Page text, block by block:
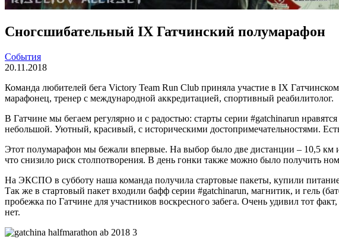
Сногсшибательный IX Гатчинский полумарафон
События
20.11.2018
Команда любителей бега Victory Team Run Club приняла участие в IX
марафонец, тренер с международной аккредитацией, спортивный реабилитолог.
В Гатчине мы бегаем регулярно и с радостью: старты серии #gatchinarun
небольшой. Уютный, красивый, с историческими достопримечательностями.
Этот полумарафон мы бежали впервые. На выбор было две дистанции – 10,5 км
что снизило риск столпотворения. В день гонки также можно было получить
На ЭКСПО в субботу наша команда получила стартовые пакеты, купили
Так же в стартовый пакет входили бафф серии #gatchinarun, магнитик, и гель
пробежка по Гатчине для участников воскресного забега. Очень удивил тот
нет.